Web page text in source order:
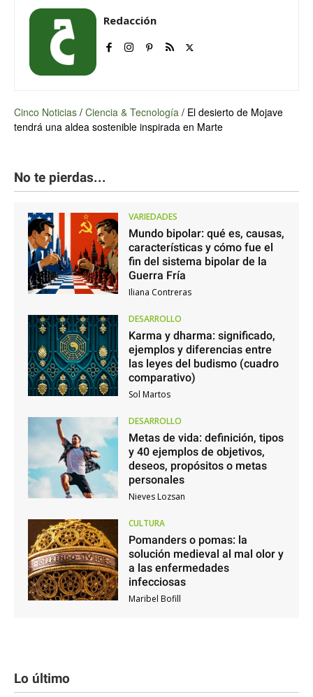
Redacción
Cinco Noticias / Ciencia & Tecnología / El desierto de Mojave
tendrá una aldea sostenible inspirada en Marte
No te pierdas...
VARIEDADES
Mundo bipolar: qué es, causas,
características y cómo fue el
fin del sistema bipolar de la
Guerra Fría
Iliana Contreras
DESARROLLO
Karma y dharma: significado,
ejemplos y diferencias entre
las leyes del budismo (cuadro
comparativo)
Sol Martos
DESARROLLO
Metas de vida: definición, tipos
y 40 ejemplos de objetivos,
deseos, propósitos o metas
personales
Nieves Lozsan
CULTURA
Pomanders o pomas: la
solución medieval al mal olor y
a las enfermedades
infecciosas
Maribel Bofill
Lo último